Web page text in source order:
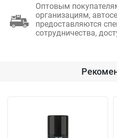
Оптовым
организациям,
предоставляются
сотрудничества,